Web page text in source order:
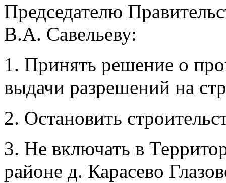
Председателю
В.А. Савельеву:
1. Принять решение о
выдачи разрешений на
2. Остановить
3. Не включать в
районе д. Карасево